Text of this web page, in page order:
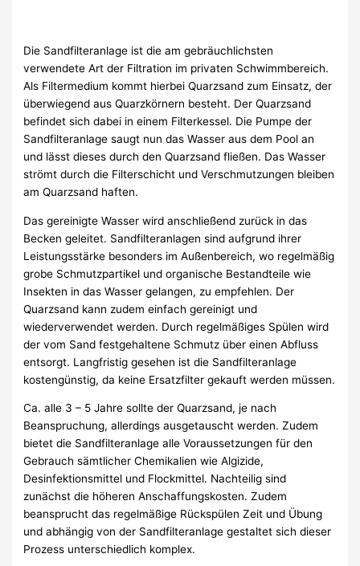
Die Sandfilteranlage ist die am gebräuchlichsten
verwendete Art der Filtration im privaten Schwimmbereich.
Als Filtermedium kommt hierbei Quarzsand zum Einsatz, der
überwiegend aus Quarzkörnern besteht. Der Quarzsand
befindet sich dabei in einem Filterkessel. Die Pumpe der
Sandfilteranlage saugt nun das Wasser aus dem Pool an
und lässt dieses durch den Quarzsand fließen. Das Wasser
strömt durch die Filterschicht und Verschmutzungen bleiben
am Quarzsand haften.
Das gereinigte Wasser wird anschließend zurück in das
Becken geleitet. Sandfilteranlagen sind aufgrund ihrer
Leistungsstärke besonders im Außenbereich, wo regelmäßig
grobe Schmutzpartikel und organische Bestandteile wie
Insekten in das Wasser gelangen, zu empfehlen. Der
Quarzsand kann zudem einfach gereinigt und
wiederverwendet werden. Durch regelmäßiges Spülen wird
der vom Sand festgehaltene Schmutz über einen Abfluss
entsorgt. Langfristig gesehen ist die Sandfilteranlage
kostengünstig, da keine Ersatzfilter gekauft werden müssen.
Ca. alle 3 – 5 Jahre sollte der Quarzsand, je nach
Beanspruchung, allerdings ausgetauscht werden. Zudem
bietet die Sandfilteranlage alle Voraussetzungen für den
Gebrauch sämtlicher Chemikalien wie Algizide,
Desinfektionsmittel und Flockmittel. Nachteilig sind
zunächst die höheren Anschaffungskosten. Zudem
beansprucht das regelmäßige Rückspülen Zeit und Übung
und abhängig von der Sandfilteranlage gestaltet sich dieser
Prozess unterschiedlich komplex.